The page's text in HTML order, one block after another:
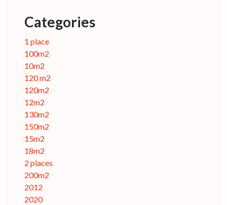
Categories
1 place
100m2
10m2
120 m2
120m2
12m2
130m2
150m2
15m2
18m2
2 places
200m2
2012
2020